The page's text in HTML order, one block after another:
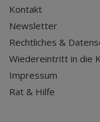
Kontakt
Newsletter
Rechtliches &
Wiedereintritt in die
Impressum
Rat & Hilfe